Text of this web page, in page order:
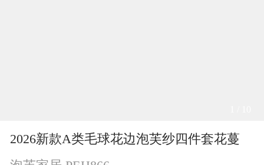
2026新款A类毛球花边泡芙纱四件套花蔓